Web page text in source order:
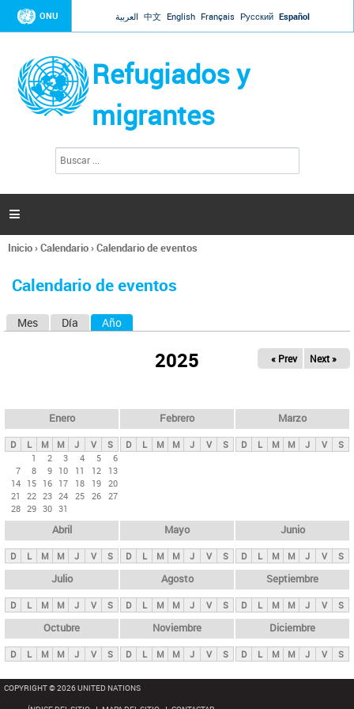
Jump to navigation
ONU العربية 中文 English Français Русский Español
Refugiados y
migrantes
l
d
s

Se
usted
Inicio›Calendario›Calendario de eventos
Calendario de eventos
s
p
n
i
p
a
l
s
Mes Día Año
2025 « Prev Next »
Enero
D L M M J V
S
1
2 3 4 5
6
7
8 9 10 11 12
13
14 15 16 17 18 19 20
21
22 23 24 25 26 27
28 29 30 31
Febrero
D L M M J V S
Marzo
D L M M J V S
Abril
D L M M J V S
Mayo
D L M M J V S
Junio
D L M M J V S
Julio
D L M M J V S
Agosto
D L M M J V S
Septiembre
D L M M J V S
Octubre
D L M M J V S
Noviembre
D L M M J V S
Diciembre
D L M M J V S
COPYRIGHT © 2026 UNITED NATIONS